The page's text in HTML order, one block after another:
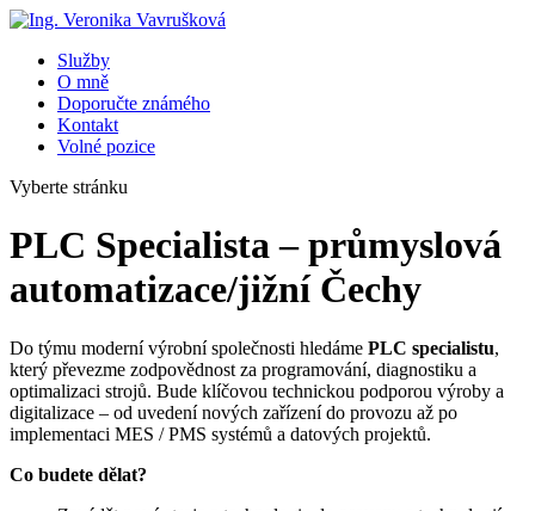
Služby
O mně
Doporučte známého
Kontakt
Volné pozice
Vyberte stránku
PLC Specialista – průmyslová
automatizace/jižní Čechy
Do týmu moderní výrobní společnosti hledáme PLC specialistu,
který převezme zodpovědnost za programování, diagnostiku a
optimalizaci strojů. Bude klíčovou technickou podporou výroby a
digitalizace – od uvedení nových zařízení do provozu až po
implementaci MES / PMS systémů a datových projektů.
Co budete dělat?